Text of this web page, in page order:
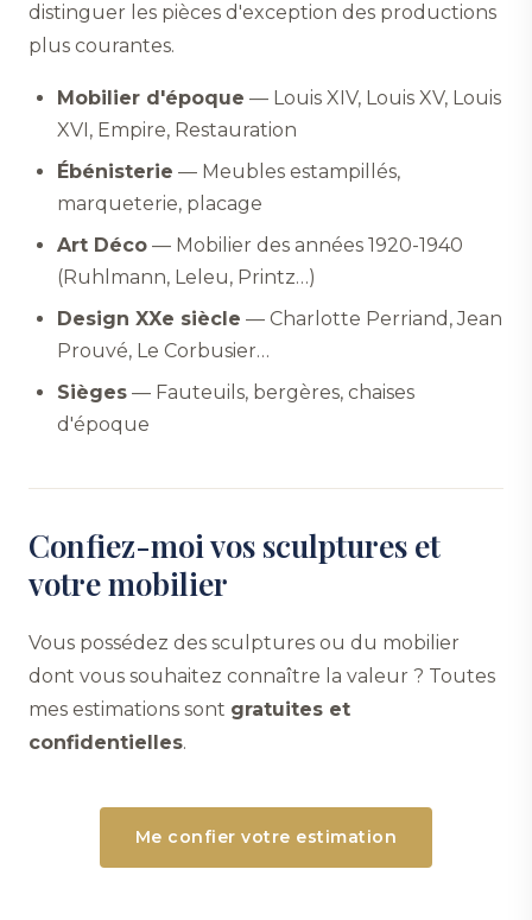
distinguer les pièces d'exception des productions
plus courantes.
Mobilier d'époque — Louis XIV, Louis XV, Louis
XVI, Empire, Restauration
Ébénisterie — Meubles estampillés,
marqueterie, placage
Art Déco — Mobilier des années 1920-1940
(Ruhlmann, Leleu, Printz…)
Design XXe siècle — Charlotte Perriand, Jean
Prouvé, Le Corbusier…
Sièges — Fauteuils, bergères, chaises
d'époque
Confiez-moi vos sculptures et
votre mobilier
Vous possédez des sculptures ou du mobilier
dont vous souhaitez connaître la valeur ? Toutes
mes estimations sont gratuites et
confidentielles.
Me confier votre estimation